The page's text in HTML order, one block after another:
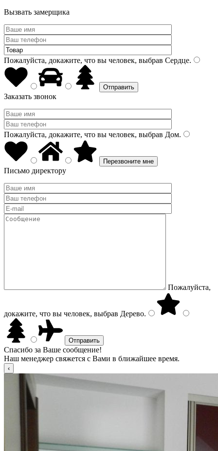
Вызвать замерщика
Пожалуйста, докажите, что вы человек, выбрав Сердце.
Заказать звонок
Пожалуйста, докажите, что вы человек, выбрав Дом.
Письмо директору
Пожалуйста,
докажите, что вы человек, выбрав Дерево.
Спасибо за Ваше сообщение!
Наш менеджер свяжется с Вами в ближайшее время.